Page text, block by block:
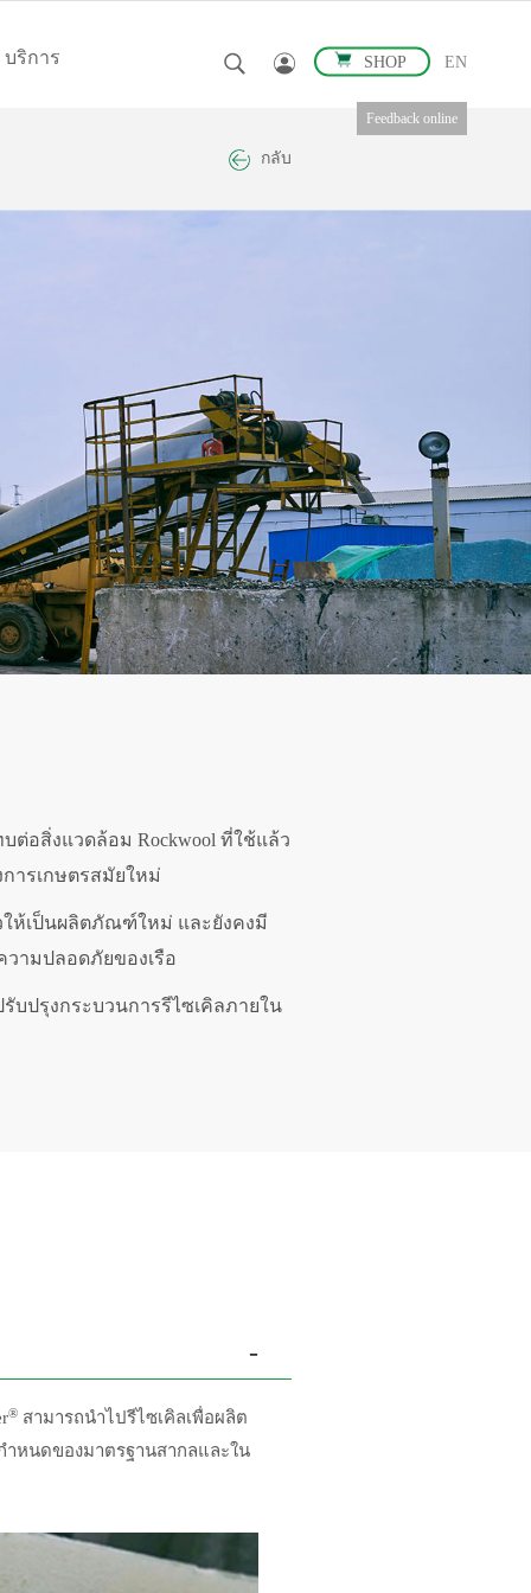
บริการ
Feedback online
SHOP EN
กลับ
ต่อสิ่งแวดล้อม Rockwool ที่ใช้แล้ว
ารเกษตรสมัยใหม่
ให้เป็นผลิตภัณฑ์ใหม่ และยังคงมี
ามปลอดภัยของเรือ
บปรุงกระบวนการรีไซเคิลภายใน
-
®สามารถนำไปรีไซเคิลเพื่อผลิต
หนดของมาตรฐานสากลและใน